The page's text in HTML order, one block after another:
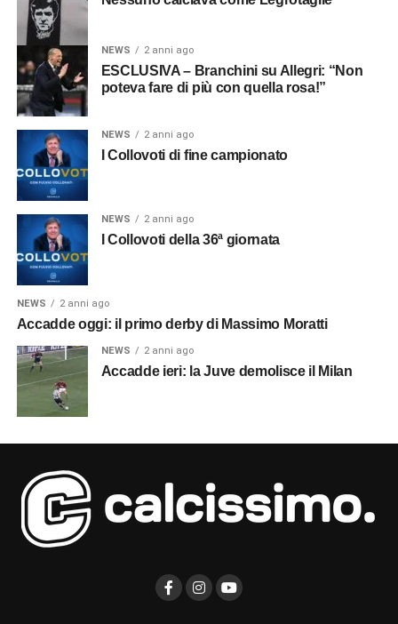
NEWS 2 anni ago
ESCLUSIVA – Branchini su Allegri: “Non
poteva fare di più con quella rosa!”
NEWS 2 anni ago
I Collovoti di fine campionato
NEWS 2 anni ago
I Collovoti della 36ª giornata
NEWS 2 anni ago
Accadde oggi: il primo derby di Massimo Moratti
NEWS 2 anni ago
Accadde ieri: la Juve demolisce il Milan